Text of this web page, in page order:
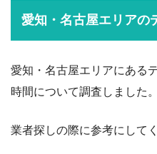
愛知・名古屋エリアの
愛知・名古屋エリアにある
時間について調査しました。
業者探しの際に参考にして